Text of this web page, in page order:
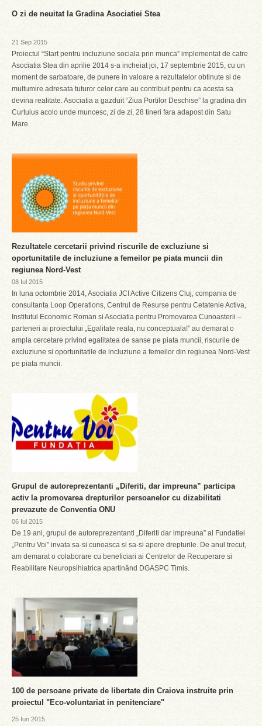
O zi de neuitat la Gradina Asociatiei Stea
21 Sep 2015
Proiectul “Start pentru incluziune sociala prin munca” implementat de catre
Asociatia Stea din aprilie 2014 s-a incheiat joi, 17 septembrie 2015, cu un
moment de sarbatoare, de punere in valoare a rezultatelor obtinute si de
multumire adresata tuturor celor care au contribuit pentru ca acesta sa
devina realitate. Asociatia a gazduit “Ziua Portilor Deschise” la gradina din
Curtuius acolo unde muncesc, zi de zi, 28 tineri fara adapost din Satu
Mare.
Rezultatele cercetarii privind riscurile de excluziune si
oportunitatile de incluziune a femeilor pe piata muncii din
regiunea Nord-Vest
08 Iul 2015
In luna octombrie 2014, Asociatia JCI Active Citizens Cluj, compania de
consultanta Loop Operations, Centrul de Resurse pentru Cetatenie Activa,
Institutul Economic Roman si Asociatia pentru Promovarea Cunoasterii –
parteneri ai proiectului „Egalitate reala, nu conceptuala!” au demarat o
ampla cercetare privind egalitatea de sanse pe piata muncii, riscurile de
excluziune si oportunitatile de incluziune a femeilor din regiunea Nord-Vest
pe piata muncii.
Grupul de autoreprezentanti „Diferiti, dar impreuna” participa
activ la promovarea drepturilor persoanelor cu dizabilitati
prevazute de Conventia ONU
06 Iul 2015
De 19 ani, grupul de autoreprezentanti „Diferiti dar impreuna” al Fundatiei
„Pentru Voi” invata sa-si cunoasca si sa-si apere drepturile. De anul trecut,
am demarat o colaborare cu beneficiari ai Centrelor de Recuperare si
Reabilitare Neuropsihiatrica apartinând DGASPC Timis.
100 de persoane private de libertate din Craiova instruite prin
proiectul "Eco-voluntariat in penitenciare"
25 Iun 2015